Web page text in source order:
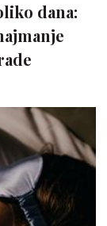
dana: